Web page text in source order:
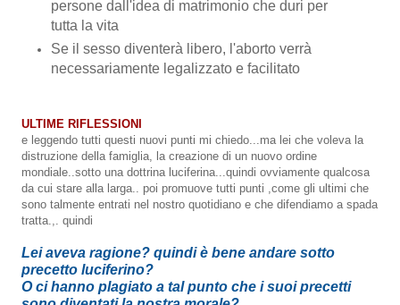
persone dall'idea di matrimonio che duri per
tutta la vita
Se il sesso diventerà libero, l'aborto verrà
necessariamente legalizzato e facilitato
ULTIME RIFLESSIONI
e leggendo tutti questi nuovi punti mi chiedo...ma lei che voleva la
distruzione della famiglia, la creazione di un nuovo ordine
mondiale..sotto una dottrina luciferina...quindi ovviamente qualcosa
da cui stare alla larga.. poi promuove tutti punti ,come gli ultimi che
sono talmente entrati nel nostro quotidiano e che difendiamo a spada
tratta.,. quindi
Lei aveva ragione? quindi è bene andare sotto
precetto luciferino?
O ci hanno plagiato a tal punto che i suoi precetti